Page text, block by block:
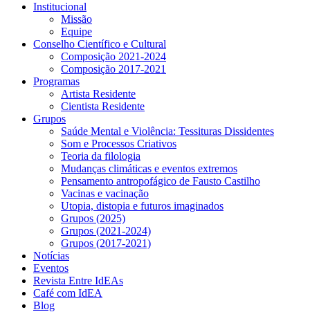
Institucional
Missão
Equipe
Conselho Científico e Cultural
Composição 2021-2024
Composição 2017-2021
Programas
Artista Residente
Cientista Residente
Grupos
Saúde Mental e Violência: Tessituras Dissidentes
Som e Processos Criativos
Teoria da filologia
Mudanças climáticas e eventos extremos
Pensamento antropofágico de Fausto Castilho
Vacinas e vacinação
Utopia, distopia e futuros imaginados
Grupos (2025)
Grupos (2021-2024)
Grupos (2017-2021)
Notícias
Eventos
Revista Entre IdEAs
Café com IdEA
Blog